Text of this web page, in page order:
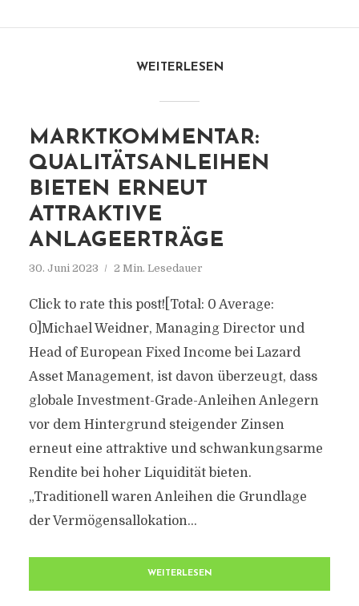
WEITERLESEN
MARKTKOMMENTAR:
QUALITÄTSANLEIHEN
BIETEN ERNEUT
ATTRAKTIVE
ANLAGEERTRÄGE
30. Juni 2023 2 Min. Lesedauer
Click to rate this post![Total: 0 Average:
0]Michael Weidner, Managing Director und
Head of European Fixed Income bei Lazard
Asset Management, ist davon überzeugt, dass
globale Investment-Grade-Anleihen Anlegern
vor dem Hintergrund steigender Zinsen
erneut eine attraktive und schwankungsarme
Rendite bei hoher Liquidität bieten.
„Traditionell waren Anleihen die Grundlage
der Vermögensallokation...
WEITERLESEN